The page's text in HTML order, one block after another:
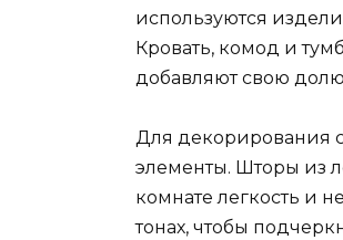
используются
Кровать, комод и
добавляют свою
Для декорирования
элементы. Шторы из
комнате легкость и
тонах, чтобы